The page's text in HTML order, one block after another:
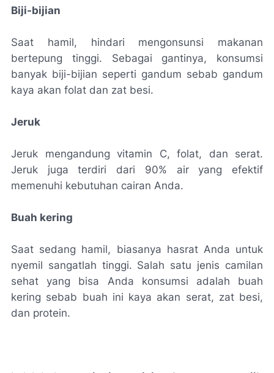
Biji-bijian
Saat hamil, hindari mengonsunsi makanan
bertepung tinggi. Sebagai gantinya, konsumsi
banyak biji-bijian seperti gandum sebab gandum
kaya akan folat dan zat besi.
Jeruk
Jeruk mengandung vitamin C, folat, dan serat.
Jeruk juga terdiri dari 90% air yang efektif
memenuhi kebutuhan cairan Anda.
Buah kering
Saat sedang hamil, biasanya hasrat Anda untuk
nyemil sangatlah tinggi. Salah satu jenis camilan
sehat yang bisa Anda konsumsi adalah buah
kering sebab buah ini kaya akan serat, zat besi,
dan protein.